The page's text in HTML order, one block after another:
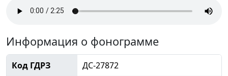
Информация о фонограмме
Код ГДРЗ
ДС-27872